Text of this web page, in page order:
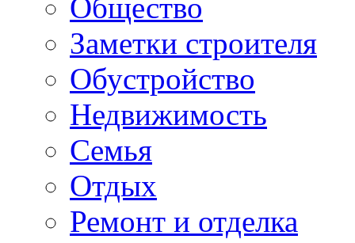
Общество
Заметки строителя
Обустройство
Недвижимость
Семья
Отдых
Ремонт и отделка